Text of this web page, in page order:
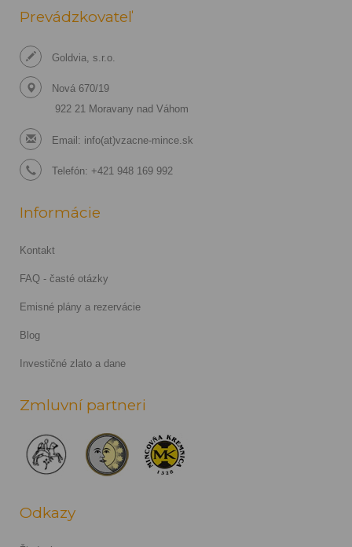
Prevádzkovateľ
Goldvia, s.r.o.
Nová 670/19
922 21 Moravany nad Váhom
Email: info(at)vzacne-mince.sk
Telefón: +421 948 169 992
Informácie
Kontakt
FAQ - časté otázky
Emisné plány a rezervácie
Blog
Investičné zlato a dane
Zmluvní partneri
Odkazy